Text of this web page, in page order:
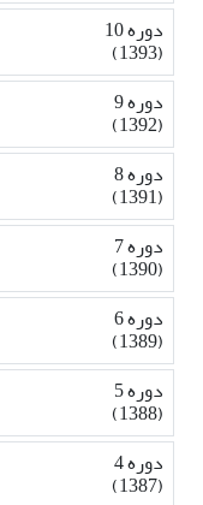
دوره 10
(1393)
دوره 9
(1392)
دوره 8
(1391)
دوره 7
(1390)
دوره 6
(1389)
دوره 5
(1388)
دوره 4
(1387)